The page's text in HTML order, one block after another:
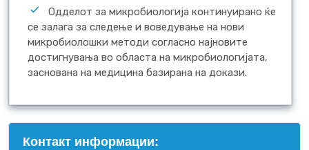
Одделот за микробиологија континуирано ќе
се залага за следење и воведување на нови
микробиолошки методи согласно најновите
достигнувања во областа на микробиологијата,
заснована на медицина базирана на докази.
Контакт информации: